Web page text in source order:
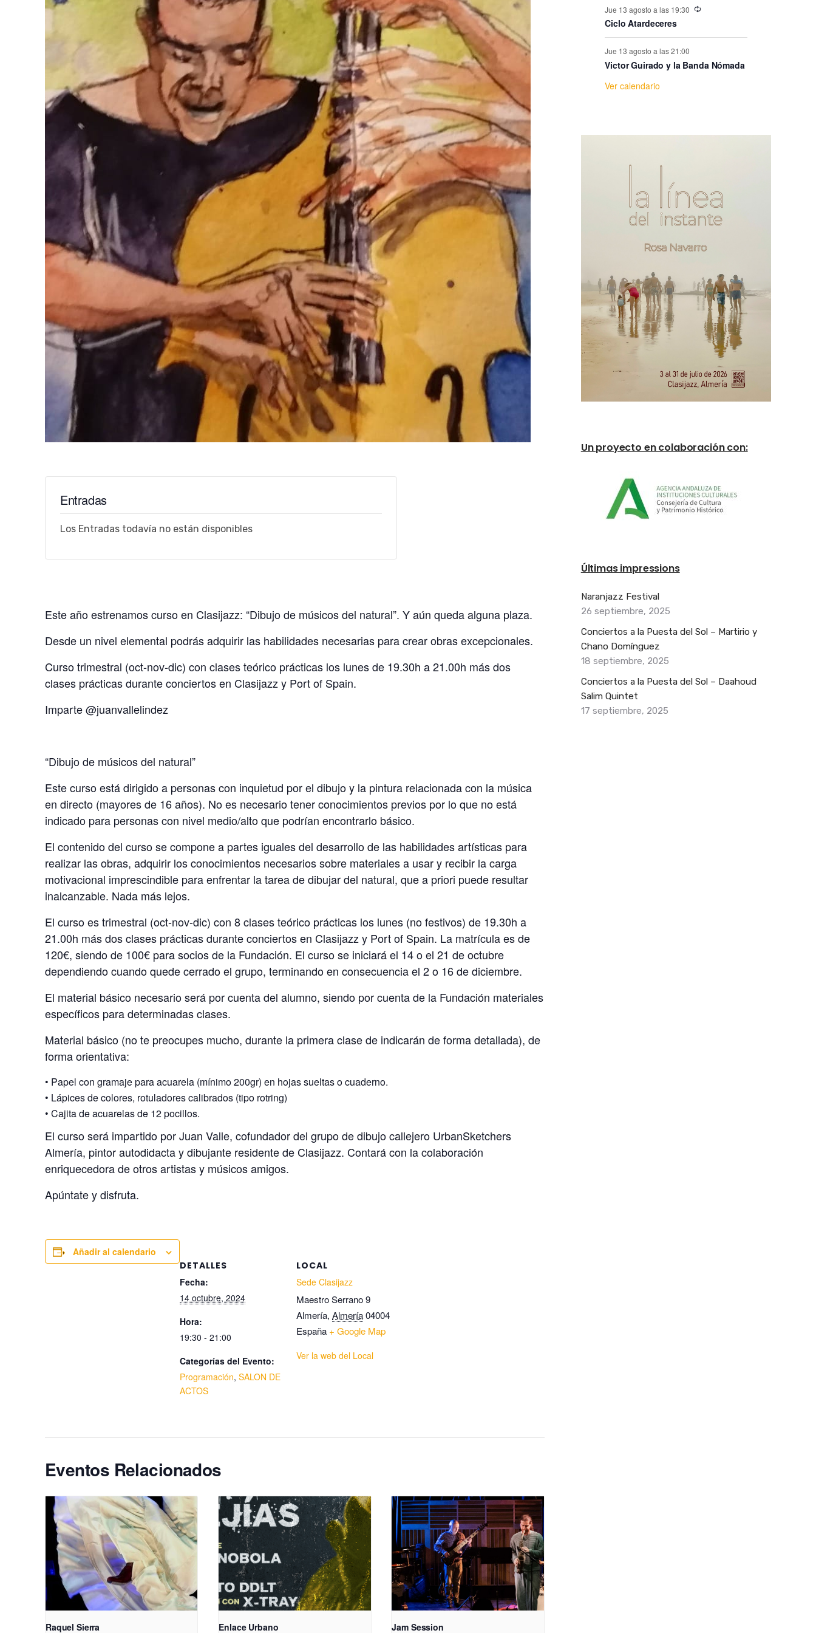
Entradas
Los Entradas todavía no están disponibles
Este año estrenamos curso en Clasijazz: “Dibujo de músicos del natural”. Y aún queda alguna plaza.
Desde un nivel elemental podrás adquirir las habilidades necesarias para crear obras excepcionales.
Curso trimestral (oct-nov-dic) con clases teórico prácticas los lunes de 19.30h a 21.00h más dos
clases prácticas durante conciertos en Clasijazz y Port of Spain.
Imparte @juanvallelindez
“Dibujo de músicos del natural”
Este curso está dirigido a personas con inquietud por el dibujo y la pintura relacionada con la música
en directo (mayores de 16 años). No es necesario tener conocimientos previos por lo que no está
indicado para personas con nivel medio/alto que podrían encontrarlo básico.
El contenido del curso se compone a partes iguales del desarrollo de las habilidades artísticas para
realizar las obras, adquirir los conocimientos necesarios sobre materiales a usar y recibir la carga
motivacional imprescindible para enfrentar la tarea de dibujar del natural, que a priori puede resultar
inalcanzable. Nada más lejos.
El curso es trimestral (oct-nov-dic) con 8 clases teórico prácticas los lunes (no festivos) de 19.30h a
21.00h más dos clases prácticas durante conciertos en Clasijazz y Port of Spain. La matrícula es de
120€, siendo de 100€ para socios de la Fundación. El curso se iniciará el 14 o el 21 de octubre
dependiendo cuando quede cerrado el grupo, terminando en consecuencia el 2 o 16 de diciembre.
El material básico necesario será por cuenta del alumno, siendo por cuenta de la Fundación materiales
específicos para determinadas clases.
Material básico (no te preocupes mucho, durante la primera clase de indicarán de forma detallada), de
forma orientativa:
• Papel con gramaje para acuarela (mínimo 200gr) en hojas sueltas o cuaderno.
• Lápices de colores, rotuladores calibrados (tipo rotring)
• Cajita de acuarelas de 12 pocillos.
El curso será impartido por Juan Valle, cofundador del grupo de dibujo callejero UrbanSketchers
Almería, pintor autodidacta y dibujante residente de Clasijazz. Contará con la colaboración
enriquecedora de otros artistas y músicos amigos.
Apúntate y disfruta.
Añadir al calendario
DETALLES
Fecha:
14 octubre, 2024
Hora:
19:30 - 21:00
Categorías del Evento:
Programación, SALON DE
ACTOS
LOCAL
Sede Clasijazz
Maestro Serrano 9
Almería, Almería04004
España + Google Map
Ver la web del Local
Eventos Relacionados
Raquel Sierra Enlace Urbano Jam Session
e
E
v
n
Jue 13 agosto a las 19:30
Ciclo Atardeceres
Jue 13 agosto a las 21:00
Victor Guirado y la Banda Nómada
Ver calendario
Un proyecto en colaboración con:
Últimas impressions
Naranjazz Festival
26 septiembre, 2025
Conciertos a la Puesta del Sol – Martirio y
Chano Domínguez
18 septiembre, 2025
Conciertos a la Puesta del Sol – Daahoud
Salim Quintet
17 septiembre, 2025